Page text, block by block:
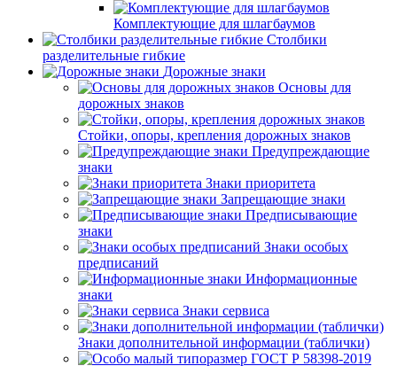
Комплектующие для шлагбаумов
Столбики
разделительные гибкие
Дорожные знаки
Основы для
дорожных знаков
Стойки, опоры, крепления дорожных знаков
Предупреждающие
знаки
Знаки приоритета
Запрещающие знаки
Предписывающие
знаки
Знаки особых
предписаний
Информационные
знаки
Знаки сервиса
Знаки дополнительной информации (таблички)